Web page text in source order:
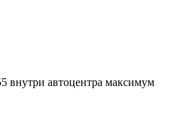
внутри автоцентра максимум